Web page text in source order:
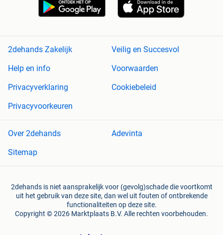
2dehands Zakelijk
Veilig en Succesvol
Help en info
Voorwaarden
Privacyverklaring
Cookiebeleid
Privacyvoorkeuren
Over 2dehands
Adevinta
Sitemap
2dehands is niet aansprakelijk voor (gevolg)schade die voortkomt
uit het gebruik van deze site, dan wel uit fouten of ontbrekende
functionaliteiten op deze site.
Copyright © 2026 Marktplaats B.V. Alle rechten voorbehouden.